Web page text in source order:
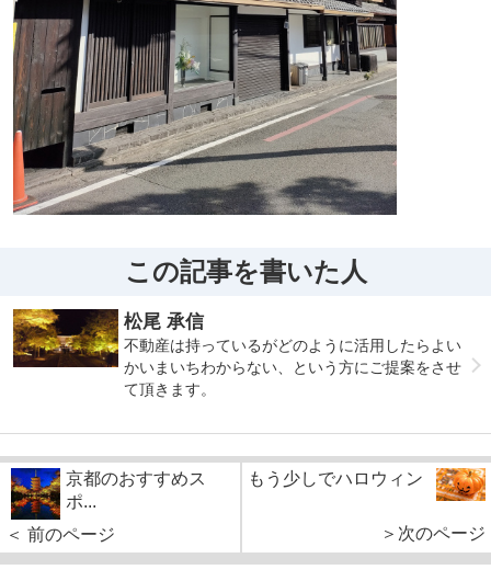
この記事を書いた人
松尾 承信
不動産は持っているがどのように活用したらよい
かいまいちわからない、という方にご提案をさせ
て頂きます。
京都のおすすめス
ポ...
＜ 前のページ
もう少しでハロウィン
＞次のページ